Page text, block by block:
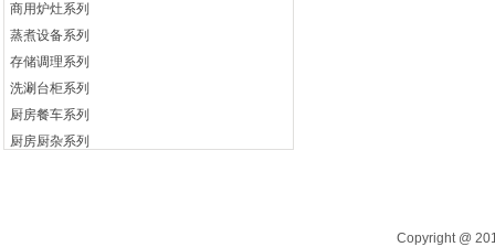
商用炉灶系列
蒸煮设备系列
存储调理系列
洗涮台柜系列
厨房餐车系列
厨房厨杂系列
Copyright @